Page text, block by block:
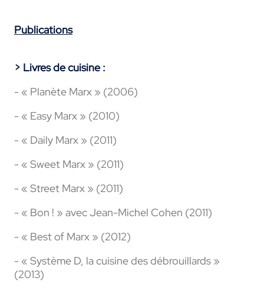
Publications
> Livres de cuisine :
- « Planète Marx » (2006)
- « Easy Marx » (2010)
- « Daily Marx » (2011)
- « Sweet Marx » (2011)
- « Street Marx » (2011)
- « Bon ! » avec Jean-Michel Cohen (2011)
- « Best of Marx » (2012)
- « Système D, la cuisine des débrouillards »
(2013)